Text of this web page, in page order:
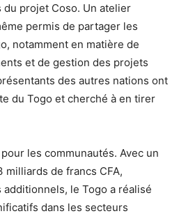
du projet Coso. Un atelier
permis de partager les
notamment en matière de
et de gestion des projets
des autres nations ont
du Togo et cherché à en tirer
les communautés. Avec un
de francs CFA,
le Togo a réalisé
dans les secteurs